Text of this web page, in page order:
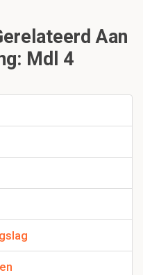
Aan
Mdl 4